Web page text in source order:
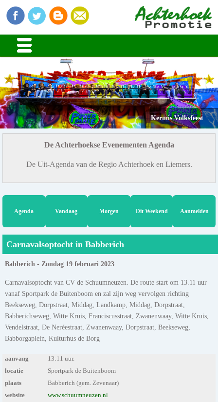
Kermis Volksfeest
De Achterhoekse Evenementen Agenda
De Uit-Agenda van de Regio Achterhoek en Liemers.
Agenda Vandaag Morgen Dit Weekend Aanmelden
Carnavalsoptocht in Babberich
Babberich - Zondag 19 februari 2023
Carnavalsoptocht van CV de Schuumneuzen. De route start om 13.11 uur
vanaf Sportpark de Buitenboom en zal zijn weg vervolgen richting
Beekseweg, Dorpstraat, Middag, Landkamp, Middag, Dorpstraat,
Babberichseweg, Witte Kruis, Franciscusstraat, Zwanenwaay, Witte Kruis,
Vendelstraat, De Neréestraat, Zwanenwaay, Dorpstraat, Beekseweg,
Babborgaplein, Kulturhus de Borg
aanvang
13:11 uur.
locatie
Sportpark de Buitenboom
plaats
Babberich (gem. Zevenaar)
website
www.schuumneuzen.nl